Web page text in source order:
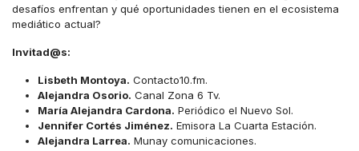
desafíos enfrentan y qué oportunidades tienen en el ecosistema
mediático actual?
Invitad@s:
Lisbeth Montoya. Contacto10.fm.
Alejandra Osorio. Canal Zona 6 Tv.
María Alejandra Cardona. Periódico el Nuevo Sol.
Jennifer Cortés Jiménez. Emisora La Cuarta Estación.
Alejandra Larrea. Munay comunicaciones.